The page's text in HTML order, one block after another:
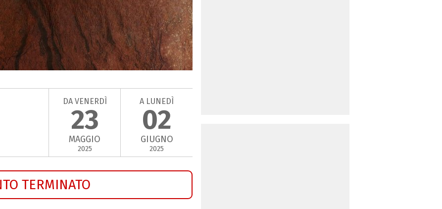
DA VENERDÌ
23
MAGGIO
2025
A LUNEDÌ
02
GIUGNO
2025
TERMINATO